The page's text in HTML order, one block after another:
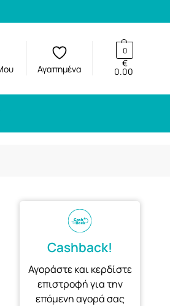
Αγαπημένα 0.00
€
0
Cashback!
Αγοράστε και κερδίστε
επιστροφή για την
επόμενη αγορά σας